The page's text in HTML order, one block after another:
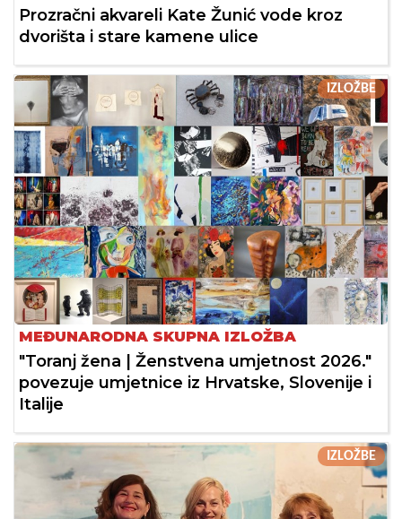
Prozračni akvareli Kate Žunić vode kroz
dvorišta i stare kamene ulice
IZLOŽBE
MEĐUNARODNA SKUPNA IZLOŽBA
"Toranj žena | Ženstvena umjetnost 2026."
povezuje umjetnice iz Hrvatske, Slovenije i
Italije
IZLOŽBE